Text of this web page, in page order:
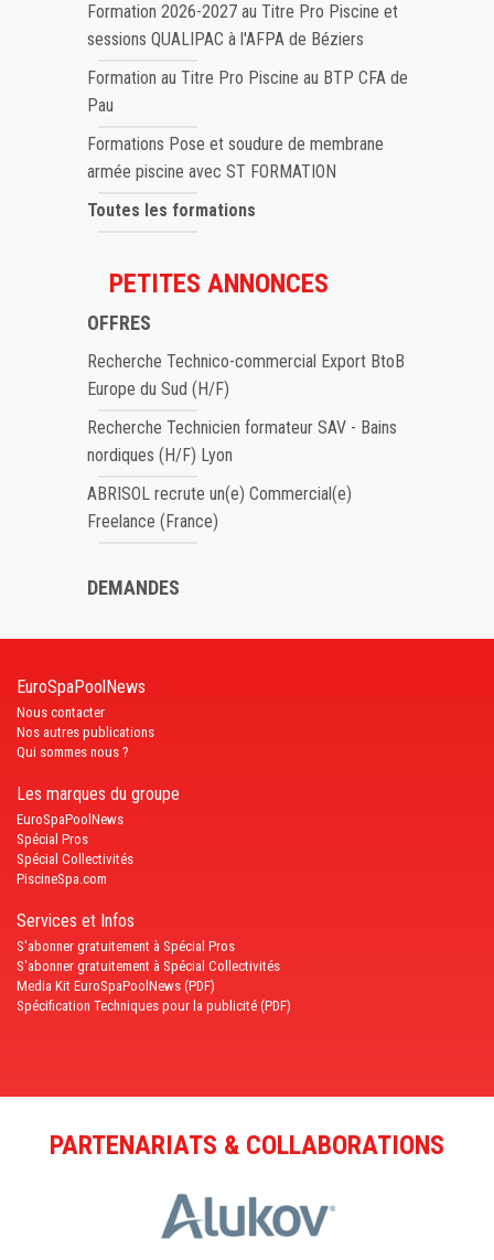
Formation 2026-2027 au Titre Pro Piscine et
sessions QUALIPAC à l'AFPA de Béziers
Formation au Titre Pro Piscine au BTP CFA de
Pau
Formations Pose et soudure de membrane
armée piscine avec ST FORMATION
Toutes les formations
PETITES ANNONCES
OFFRES
Recherche Technico-commercial Export BtoB
Europe du Sud (H/F)
Recherche Technicien formateur SAV - Bains
nordiques (H/F) Lyon
ABRISOL recrute un(e) Commercial(e)
Freelance (France)
DEMANDES
EuroSpaPoolNews
Nous contacter
Nos autres publications
Qui sommes nous ?
Les marques du groupe
EuroSpaPoolNews
Spécial Pros
Spécial Collectivités
PiscineSpa.com
Services et Infos
S'abonner gratuitement à Spécial Pros
S'abonner gratuitement à Spécial Collectivités
Media Kit EuroSpaPoolNews (PDF)
Spécification Techniques pour la publicité (PDF)
PARTENARIATS & COLLABORATIONS